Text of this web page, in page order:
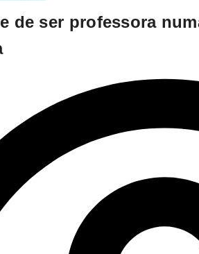
de ser professora